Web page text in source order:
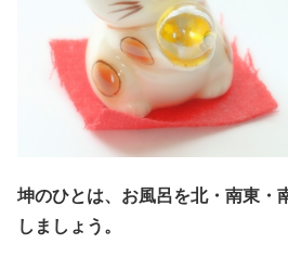
坤のひとは、お風呂を北・南東・
しましょう。